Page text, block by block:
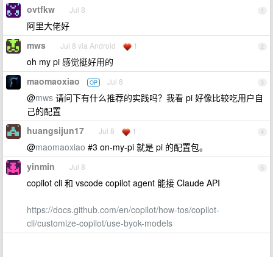
1
ovtfkw Jul 8
阿里大佬好
2
mws Jul 8 via Android 1
oh my pi 感觉挺好用的
3
maomaoxiao OP Jul 8
@mws 请问下有什么推荐的实践吗？我看 pi 好像比较吃用户自
己的配置
4
huangsijun17 Jul 8 1
@maomaoxiao #3 on-my-pi 就是 pi 的配置包。
5
yinmin Jul 8
copilot cli 和 vscode copilot agent 能接 Claude API
https://docs.github.com/en/copilot/how-tos/copilot-
cli/customize-copilot/use-byok-models